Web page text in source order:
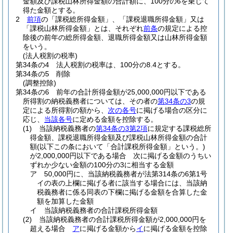
得た金額とする。
2
前項の「課税総所得金額」、「課税退職所得金額」又は
「課税山林所得金額」とは、それぞれ前条の規定による控
除後の前年の総所得金額、退職所得金額又は山林所得金額
をいう。
(法人税割の税率)
第34条の4
法人税割の税率は、100分の8.4とする。
第34条の5
削除
(調整控除)
第34条の6
前年の合計所得金額が25,000,000円以下である
所得割の納税義務者については、その者の第34条の3の規
定による所得割の額から、 次の各号に掲げる場合の区分に
応じ、 当該各号に定める金額を控除する。
(1)
当該納税義務者の第34条の3第2項に規定する課税総所
得金額、課税退職所得金額及び課税山林所得金額の合計
額(以下この条において「合計課税所得金額」という。)
が2,000,000円以下である場合 次に掲げる金額のうちい
ずれか少ない金額の100分の3に相当する金額
ア
50,000円に、当該納税義務者が法第314条の6第1号
イの表の上欄に掲げる者に該当する場合には、当該納
税義務者に係る同表の下欄に掲げる金額を合算した金
額を加算した金額
イ
当該納税義務者の合計課税所得金額
(2)
当該納税義務者の合計課税所得金額が2,000,000円を
超える場合 アに掲げる金額からイに掲げる金額を控除